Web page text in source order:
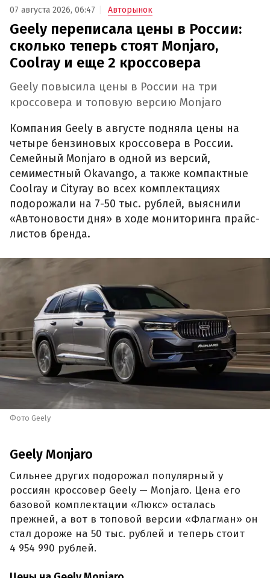
07 августа 2026, 06:47 Авторынок
Geely переписала цены в России:
сколько теперь стоят Monjaro,
Coolray и еще 2 кроссовера
Geely повысила цены в России на три
кроссовера и топовую версию Monjaro
Компания Geely в августе подняла цены на
четыре бензиновых кроссовера в России.
Семейный Monjaro в одной из версий,
семиместный Okavango, а также компактные
Coolray и Cityray во всех комплектациях
подорожали на 7-50 тыс. рублей, выяснили
«Автоновости дня» в ходе мониторинга прайс-
листов бренда.
Фото Geely
Geely Monjaro
Сильнее других подорожал популярный у
россиян кроссовер Geely — Monjaro. Цена его
базовой комплектации «Люкс» осталась
прежней, а вот в топовой версии «Флагман» он
стал дороже на 50 тыс. рублей и теперь стоит
4 954 990 рублей.